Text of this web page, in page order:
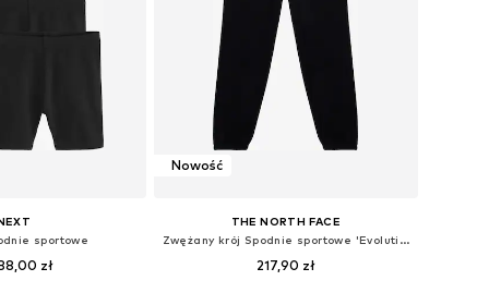
sportowe
zł
Nowość
THE NORTH FACE
Zwężany krój Spodnie sportowe 'Evolution Sumple Dome'
217,90 zł